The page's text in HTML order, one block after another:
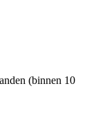
(binnen 10